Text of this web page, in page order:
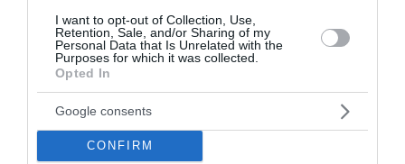
I want to opt-out of Collection, Use,
Retention, Sale, and/or Sharing of my
Personal Data that Is Unrelated with the
Purposes for which it was collected.
Opted In
Google consents
CONFIRM
ηγέτης της Ισλαμικής Δημοκρατίας, Μοτζταμπά
Χαμενεΐ. Η συνάντηση έγινε σε αυτοκίνητο με φιμέ
τζάμια. Ο Πεζεσκιάν ...